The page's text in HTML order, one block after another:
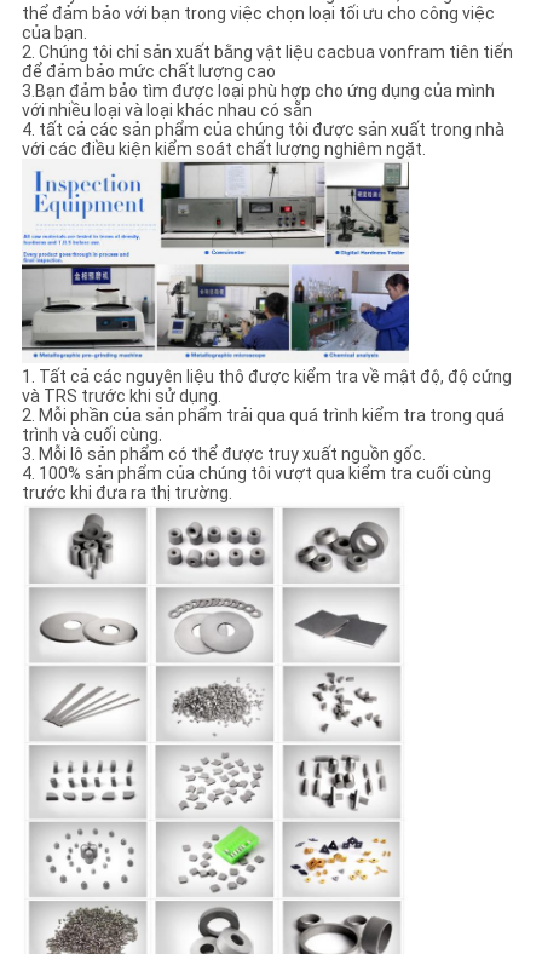
thể đảm bảo với bạn trong việc chọn loại tối ưu cho công việc
của bạn.
2. Chúng tôi chỉ sản xuất bằng vật liệu cacbua vonfram tiên tiến
để đảm bảo mức chất lượng cao
3.Bạn đảm bảo tìm được loại phù hợp cho ứng dụng của mình
với nhiều loại và loại khác nhau có sẵn
4. tất cả các sản phẩm của chúng tôi được sản xuất trong nhà
với các điều kiện kiểm soát chất lượng nghiêm ngặt.
1. Tất cả các nguyên liệu thô được kiểm tra về mật độ, độ cứng
và TRS trước khi sử dụng.
2. Mỗi phần của sản phẩm trải qua quá trình kiểm tra trong quá
trình và cuối cùng.
3. Mỗi lô sản phẩm có thể được truy xuất nguồn gốc.
4. 100% sản phẩm của chúng tôi vượt qua kiểm tra cuối cùng
trước khi đưa ra thị trường.